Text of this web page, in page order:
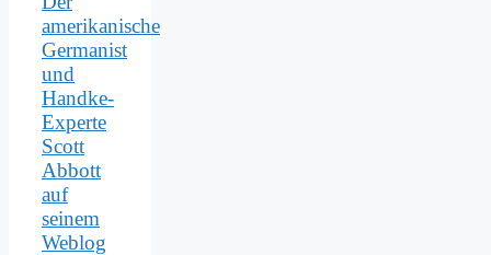
amerikanische
Germanist
und
Handke-
Experte
Scott
Abbott
auf
seinem
Weblog